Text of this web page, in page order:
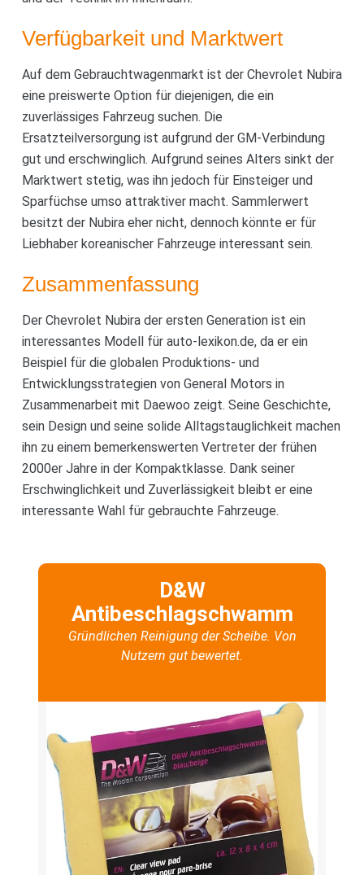
Verfügbarkeit und Marktwert
Auf dem Gebrauchtwagenmarkt ist der Chevrolet Nubira
eine preiswerte Option für diejenigen, die ein
zuverlässiges Fahrzeug suchen. Die
Ersatzteilversorgung ist aufgrund der GM-Verbindung
gut und erschwinglich. Aufgrund seines Alters sinkt der
Marktwert stetig, was ihn jedoch für Einsteiger und
Sparfüchse umso attraktiver macht. Sammlerwert
besitzt der Nubira eher nicht, dennoch könnte er für
Liebhaber koreanischer Fahrzeuge interessant sein.
Zusammenfassung
Der Chevrolet Nubira der ersten Generation ist ein
interessantes Modell für auto-lexikon.de, da er ein
Beispiel für die globalen Produktions- und
Entwicklungsstrategien von General Motors in
Zusammenarbeit mit Daewoo zeigt. Seine Geschichte,
sein Design und seine solide Alltagstauglichkeit machen
ihn zu einem bemerkenswerten Vertreter der frühen
2000er Jahre in der Kompaktklasse. Dank seiner
Erschwinglichkeit und Zuverlässigkeit bleibt er eine
interessante Wahl für gebrauchte Fahrzeuge.
D&W
Antibeschlagschwamm
Gründlichen Reinigung der Scheibe. Von
Nutzern gut bewertet.